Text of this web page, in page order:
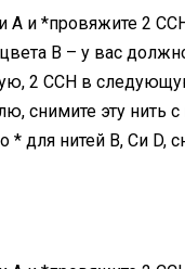
А и *провяжите 2
В – у вас
2 ССН в
снимите эту нить
* для нитей B, Cи D,